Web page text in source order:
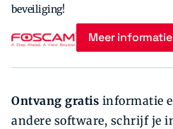
beveiliging!
Meer informatie
Ontvang gratis informatie
andere software, schrijf je